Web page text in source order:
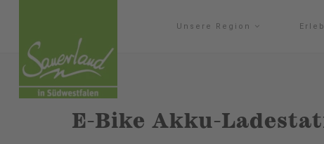
Unsere Region
E-Bike Akku-